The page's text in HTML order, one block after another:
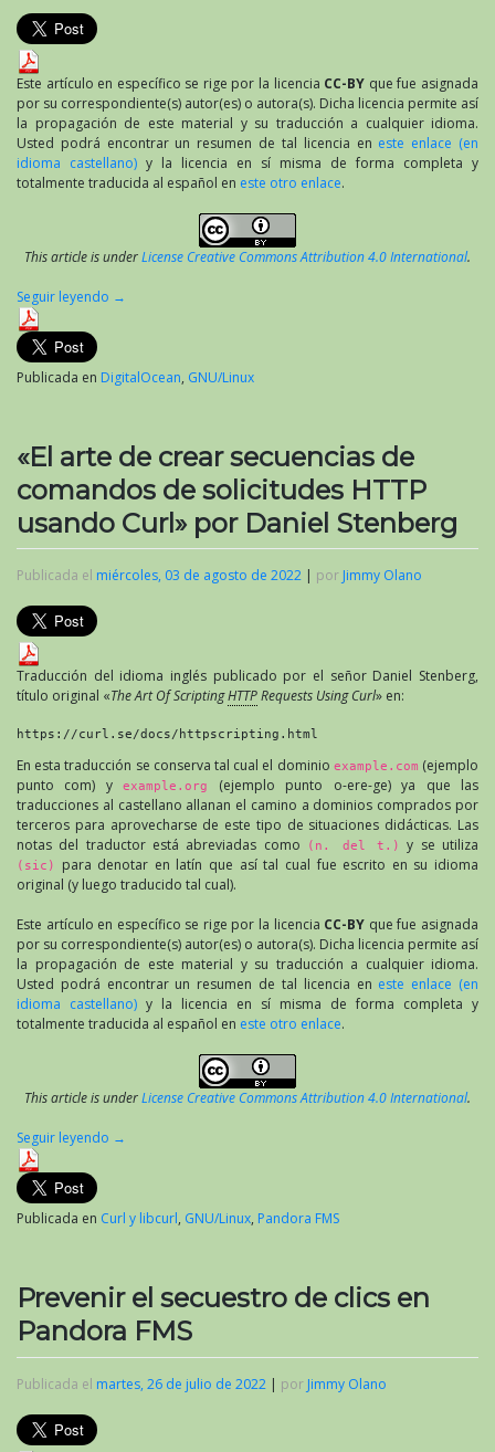
Este artículo en específico se rige por la licencia CC-BY que fue asignada
por su correspondiente(s) autor(es) o autora(s). Dicha licencia permite así
la propagación de este material y su traducción a cualquier idioma.
Usted podrá encontrar un resumen de tal licencia en este enlace (en
idioma castellano) y la licencia en sí misma de forma completa y
totalmente traducida al español en este otro enlace.
This article is underLicense Creative Commons Attribution 4.0 International.
Seguir leyendo →
Publicada en DigitalOcean, GNU/Linux
«El arte de crear secuencias de
comandos de solicitudes HTTP
usando Curl» por Daniel Stenberg
Publicada el miércoles, 03 de agosto de 2022 | por Jimmy Olano
Traducción del idioma inglés publicado por el señor Daniel Stenberg,
título original «The Art Of ScriptingHTTPRequests Using Curl» en:
https://curl.se/docs/httpscripting.html
En esta traducción se conserva tal cual el dominio example.com (ejemplo
punto com) yexample.org
(ejemplo punto o-ere-ge) ya que las
traducciones al castellano allanan el camino a dominios comprados por
terceros para aprovecharse de este tipo de situaciones didácticas. Las
notas del traductor está abreviadas como
(n. del t.) y se utiliza
(sic)
para denotar en latín que así tal cual fue escrito en su idioma
original (y luego traducido tal cual).
Este artículo en específico se rige por la licencia CC-BY que fue asignada
por su correspondiente(s) autor(es) o autora(s). Dicha licencia permite así
la propagación de este material y su traducción a cualquier idioma.
Usted podrá encontrar un resumen de tal licencia en este enlace (en
idioma castellano) y la licencia en sí misma de forma completa y
totalmente traducida al español en este otro enlace.
This article is underLicense Creative Commons Attribution 4.0 International.
Seguir leyendo →
Publicada en Curl y libcurl, GNU/Linux, Pandora FMS
Prevenir el secuestro de clics en
Pandora FMS
Publicada el martes, 26 de julio de 2022 | por Jimmy Olano